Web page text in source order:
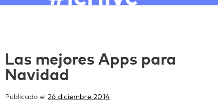
Las mejores Apps para
Navidad
Publicado el 26 diciembre 2014